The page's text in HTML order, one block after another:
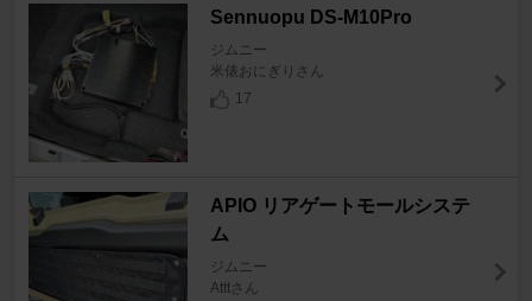
Sennuopu DS-M10Pro
ジムニー
米俵おにぎりさん
17
APIO リアゲートモールシステ
ム
ジムニー
Atttさん